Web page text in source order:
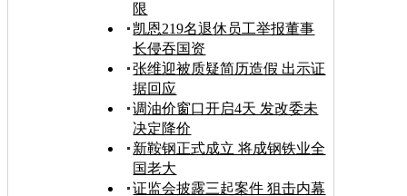
限
凯恩219名退休员工举报董事
长侵吞国资
张维迎被质疑简历造假 出示证
据回应
调油价窗口开启4天 发改委未
决定降价
新鞍钢正式成立 将成钢铁业全
国老大
证监会披露三起案件 狙击内幕